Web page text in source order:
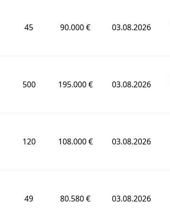
45 90.000 € 03.08.2026
500 195.000 € 03.08.2026
120 108.000 € 03.08.2026
49 80.580 € 03.08.2026